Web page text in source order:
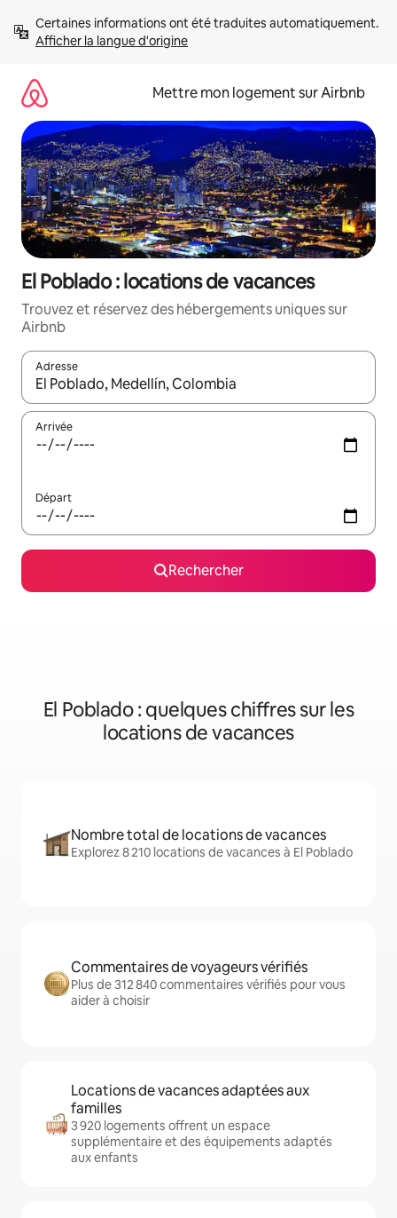
directement
Afficher la langue d'origine
Mettre mon logement sur Airbnb
El Poblado : locations de vacances
Trouvez et réservez des hébergements uniques sur
Airbnb
Adresse
Lorsque les résultats s'affichent, utilisez les flèches vers le
Arrivée
Départ
Rechercher
El Poblado : quelques chiffres sur les
locations de vacances
Nombre total de locations de vacances
Explorez 8 210 locations de vacances à El Poblado
Commentaires de voyageurs vérifiés
Plus de 312 840 commentaires vérifiés pour vous
aider à choisir
Locations de vacances adaptées aux
familles
3 920 logements offrent un espace
supplémentaire et des équipements adaptés
aux enfants